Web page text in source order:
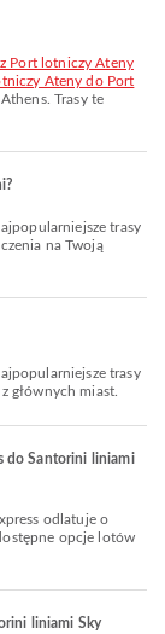
z Port lotniczy Ateny
Ateny do Port
Trasy te
trasy
na Twoją
trasy
głównych miast.
do Santorini liniami
opcje lotów
liniami Sky